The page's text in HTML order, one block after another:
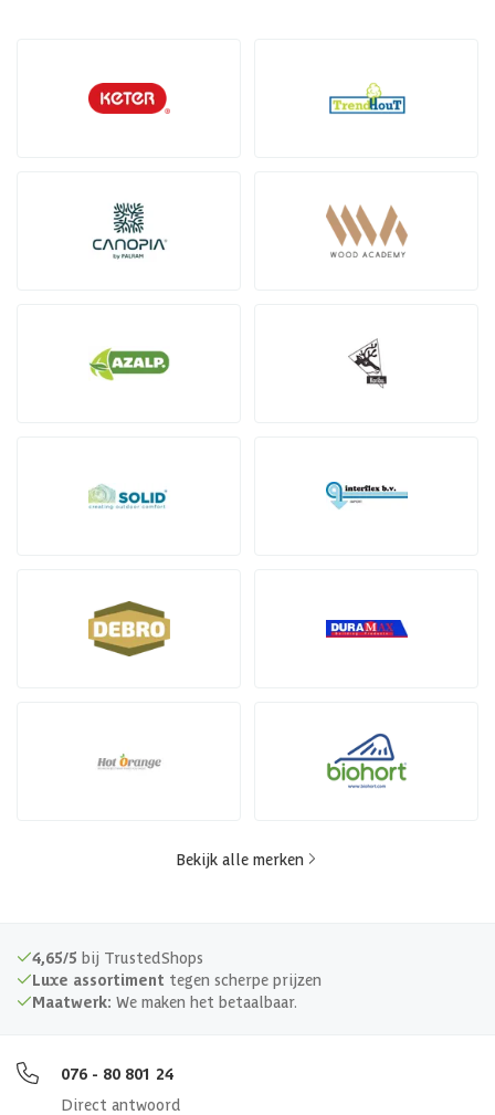
Bekijk alle merken
4,65/5 bij TrustedShops
Luxe assortiment tegen scherpe prijzen
Maatwerk: We maken het betaalbaar.
076 - 80 801 24
Direct antwoord